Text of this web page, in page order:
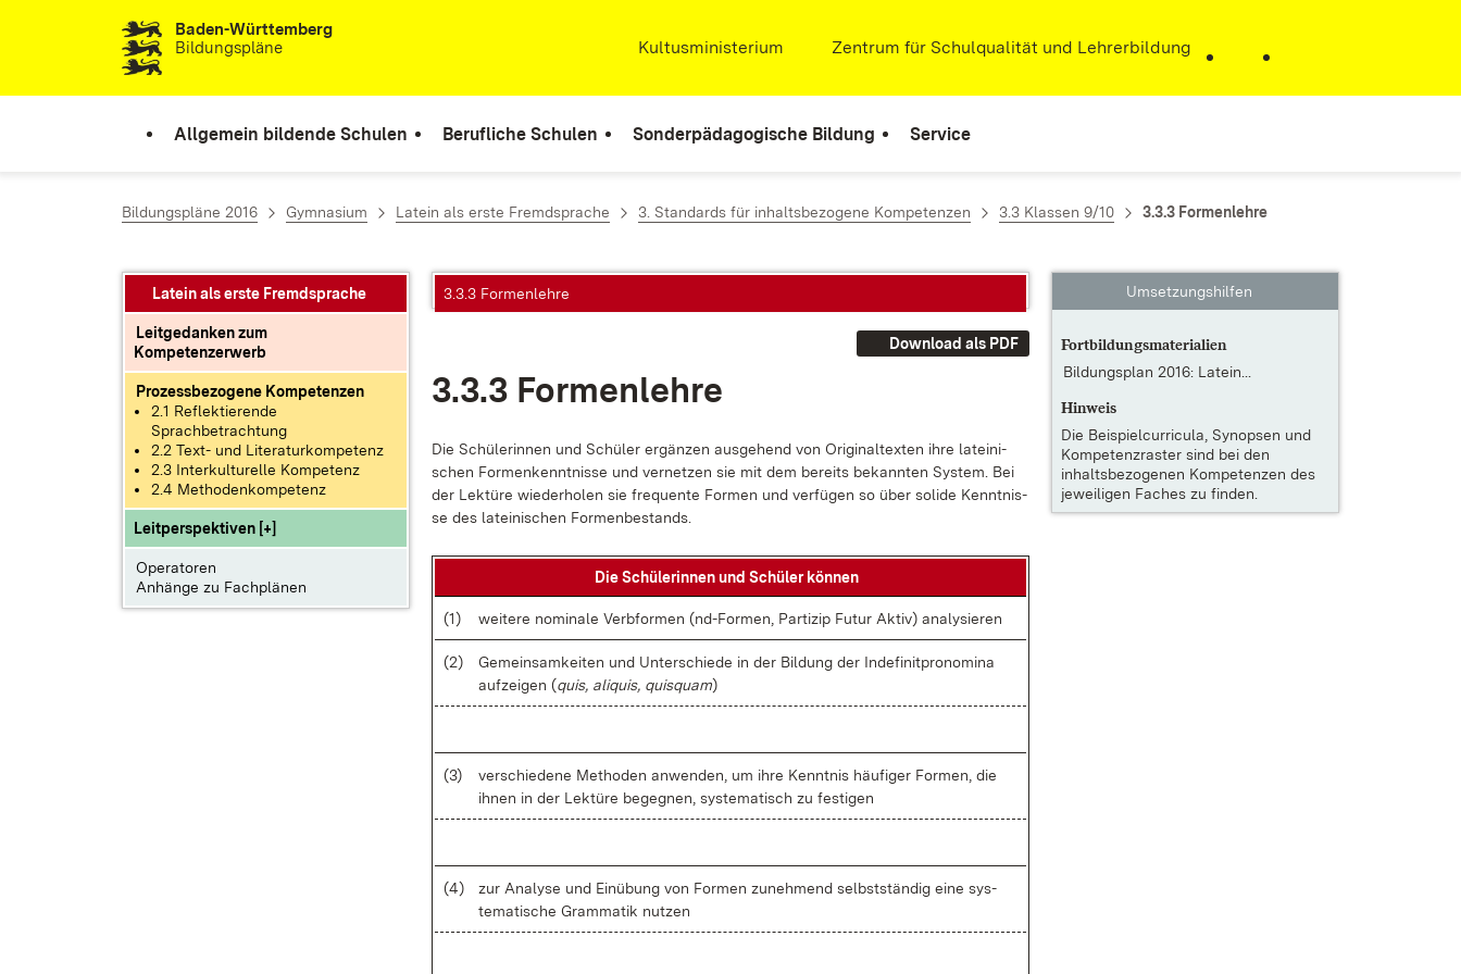
Zum Inhalt springenBaden-Württemberg
Bildungspläne
Extern:
Kultusministerium (Öffnet in neuem Fenster)
Extern:
Zentrum für Schulqualität und Lehrerbildung
Allgemein bildende Schulen Berufliche Schulen Sonderpädagogische Bildung Service
Bildungspläne 2016 Gymnasium Latein als erste Fremdsprache 3. Standards für inhaltsbezogene Kompetenzen 3.3 Klassen 9/10 3.3.3 Formenlehre
Latein als erste Fremdsprache
Leitgedanken zum
Kompetenzerwerb
Prozessbezogene Kompetenzen
2.1 Reflektierende
Sprachbetrachtung
2.2 Text- und Literaturkompetenz
2.3 Interkulturelle Kompetenz
2.4 Methodenkompetenz
Leitperspektiven [+]
Operatoren
Anhänge zu Fachplänen
3.3.3 Formenlehre
Download als PDF
3.3.3 For­men­leh­re
Die Schü­le­rin­nen und Schü­ler er­gän­zen aus­ge­hend von Ori­gi­nal­tex­ten ih­re la­tei­ni­
schen For­men­kennt­nis­se und ver­net­zen sie mit dem be­reits be­kann­ten Sys­tem. Bei
der Lek­tü­re wie­der­ho­len sie fre­quen­te For­men und ver­fü­gen so über so­li­de Kennt­nis­
se des la­tei­ni­schen For­men­be­stands.
Die Schü­le­rin­nen und Schü­ler kön­nen
(1) wei­te­re no­mi­na­le Verb­for­men (nd-For­men, Par­ti­zip Fu­tur Ak­tiv) ana­ly­sie­ren
(2)
Ge­mein­sam­kei­ten und Un­ter­schie­de in der Bil­dung der In­de­fi­nit­pro­no­mi­na
auf­zei­gen (quis, ali­quis, quis­quam)
(3)
ver­schie­de­ne Me­tho­den an­wen­den, um ih­re Kennt­nis häu­fi­ger For­men, die
ih­nen in der Lek­tü­re be­geg­nen, sys­te­ma­tisch zu fes­ti­gen
(4)
zur Ana­ly­se und Ein­übung von For­men zu­neh­mend selbst­stän­dig ei­ne sys­
te­ma­ti­sche Gram­ma­tik nut­zen
Umsetzungshilfen
Fortbildungsmaterialien
Bildungsplan 2016: Latein...
Hinweis
Die Beispielcurricula, Synopsen und
Kompetenzraster sind bei den
inhaltsbezogenen Kompetenzen des
jeweiligen Faches zu finden.